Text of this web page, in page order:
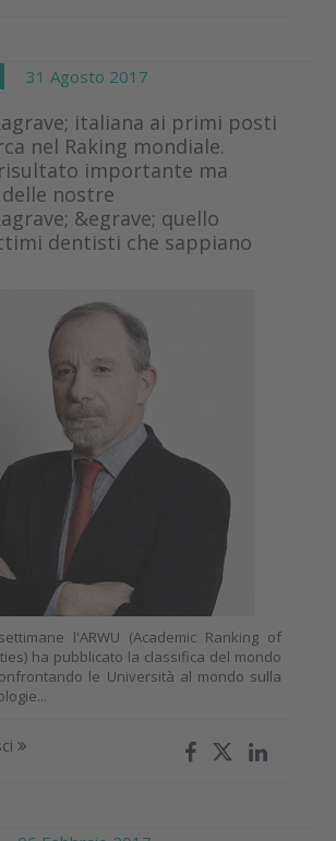
31 Agosto 2017
italiana ai primi posti
nel Raking mondiale.
importante ma
nostre
&egrave; quello
dentisti che sappiano
l'ARWU (Academic Ranking of
ha pubblicato la classifica del mondo
le Università al mondo sulla